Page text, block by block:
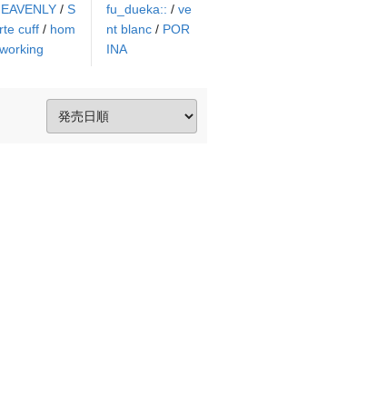
/ S
cuff / hom
fu_dueka::/ve
nt blanc/ POR
INA